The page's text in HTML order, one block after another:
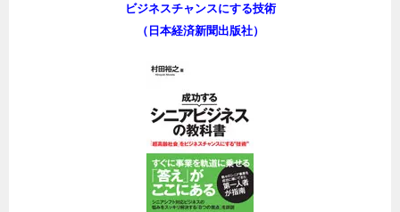
ビジネスチャンスにする技術
（日本経済新聞出版社）